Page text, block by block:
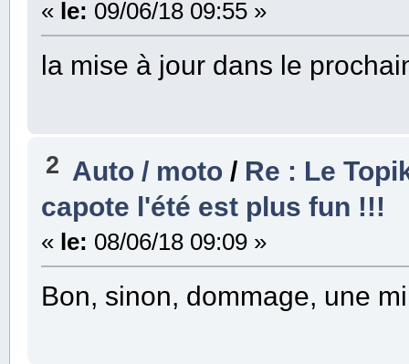
« le: 09/06/18 09:55 »
la mise à jour dans le
2 Auto / moto/ Re : Le
capote l'été est plus fun !!!
« le: 08/06/18 09:09 »
Bon, sinon, dommage, une